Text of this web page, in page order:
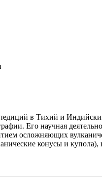
в Тихий и
Его научная
осложняющих
конусы и